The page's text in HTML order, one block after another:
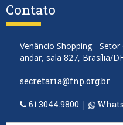
Contato
Venâncio Shopping -
andar, sala 827, Brasília/
secretaria@fnp.org.br
61 3044.9800 |